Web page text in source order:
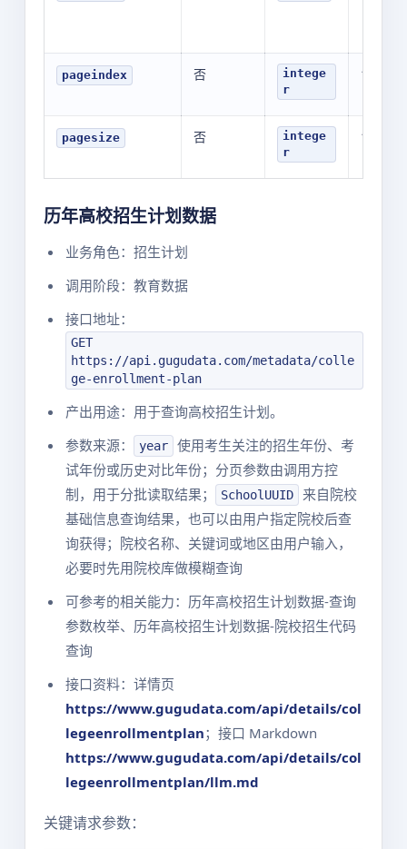
pageindex 否
intege
r
1
pagesize 否
intege
r
10
历年高校招生计划数据
业务角色：招生计划
调用阶段：教育数据
接口地址：
GET
https://api.gugudata.com/metadata/colle
ge-enrollment-plan
产出用途：用于查询高校招生计划。
参数来源：
year
使用考生关注的招生年份、考
试年份或历史对比年份；分页参数由调用方控
制，用于分批读取结果；
SchoolUUID
来自院校
基础信息查询结果，也可以由用户指定院校后查
询获得；院校名称、关键词或地区由用户输入，
必要时先用院校库做模糊查询
可参考的相关能力：历年高校招生计划数据-查询
参数枚举、历年高校招生计划数据-院校招生代码
查询
接口资料：详情页
https://www.gugudata.com/api/details/col
legeenrollmentplan；接口 Markdown
https://www.gugudata.com/api/details/col
legeenrollmentplan/llm.md
关键请求参数：